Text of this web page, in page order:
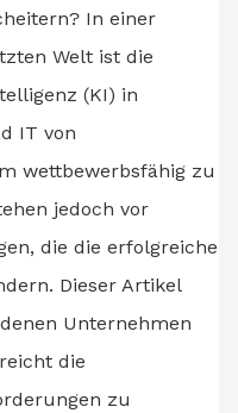
In einer
Welt ist die
(KI) in
IT von
wettbewerbsfähig zu
jedoch vor
die die erfolgreiche
Dieser Artikel
Unternehmen
die
zu